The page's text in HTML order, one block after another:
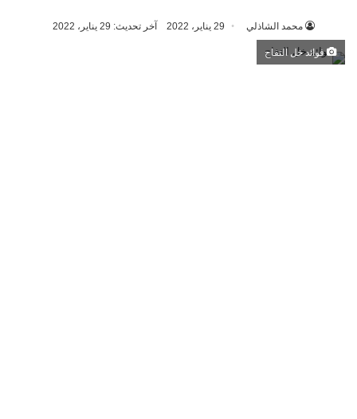
محمد الشاذلي 29 يناير، 2022 آخر تحديث: 29 يناير، 2022
فوائد خل التفاح